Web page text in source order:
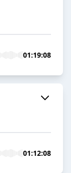
01:19:08
01:12:08